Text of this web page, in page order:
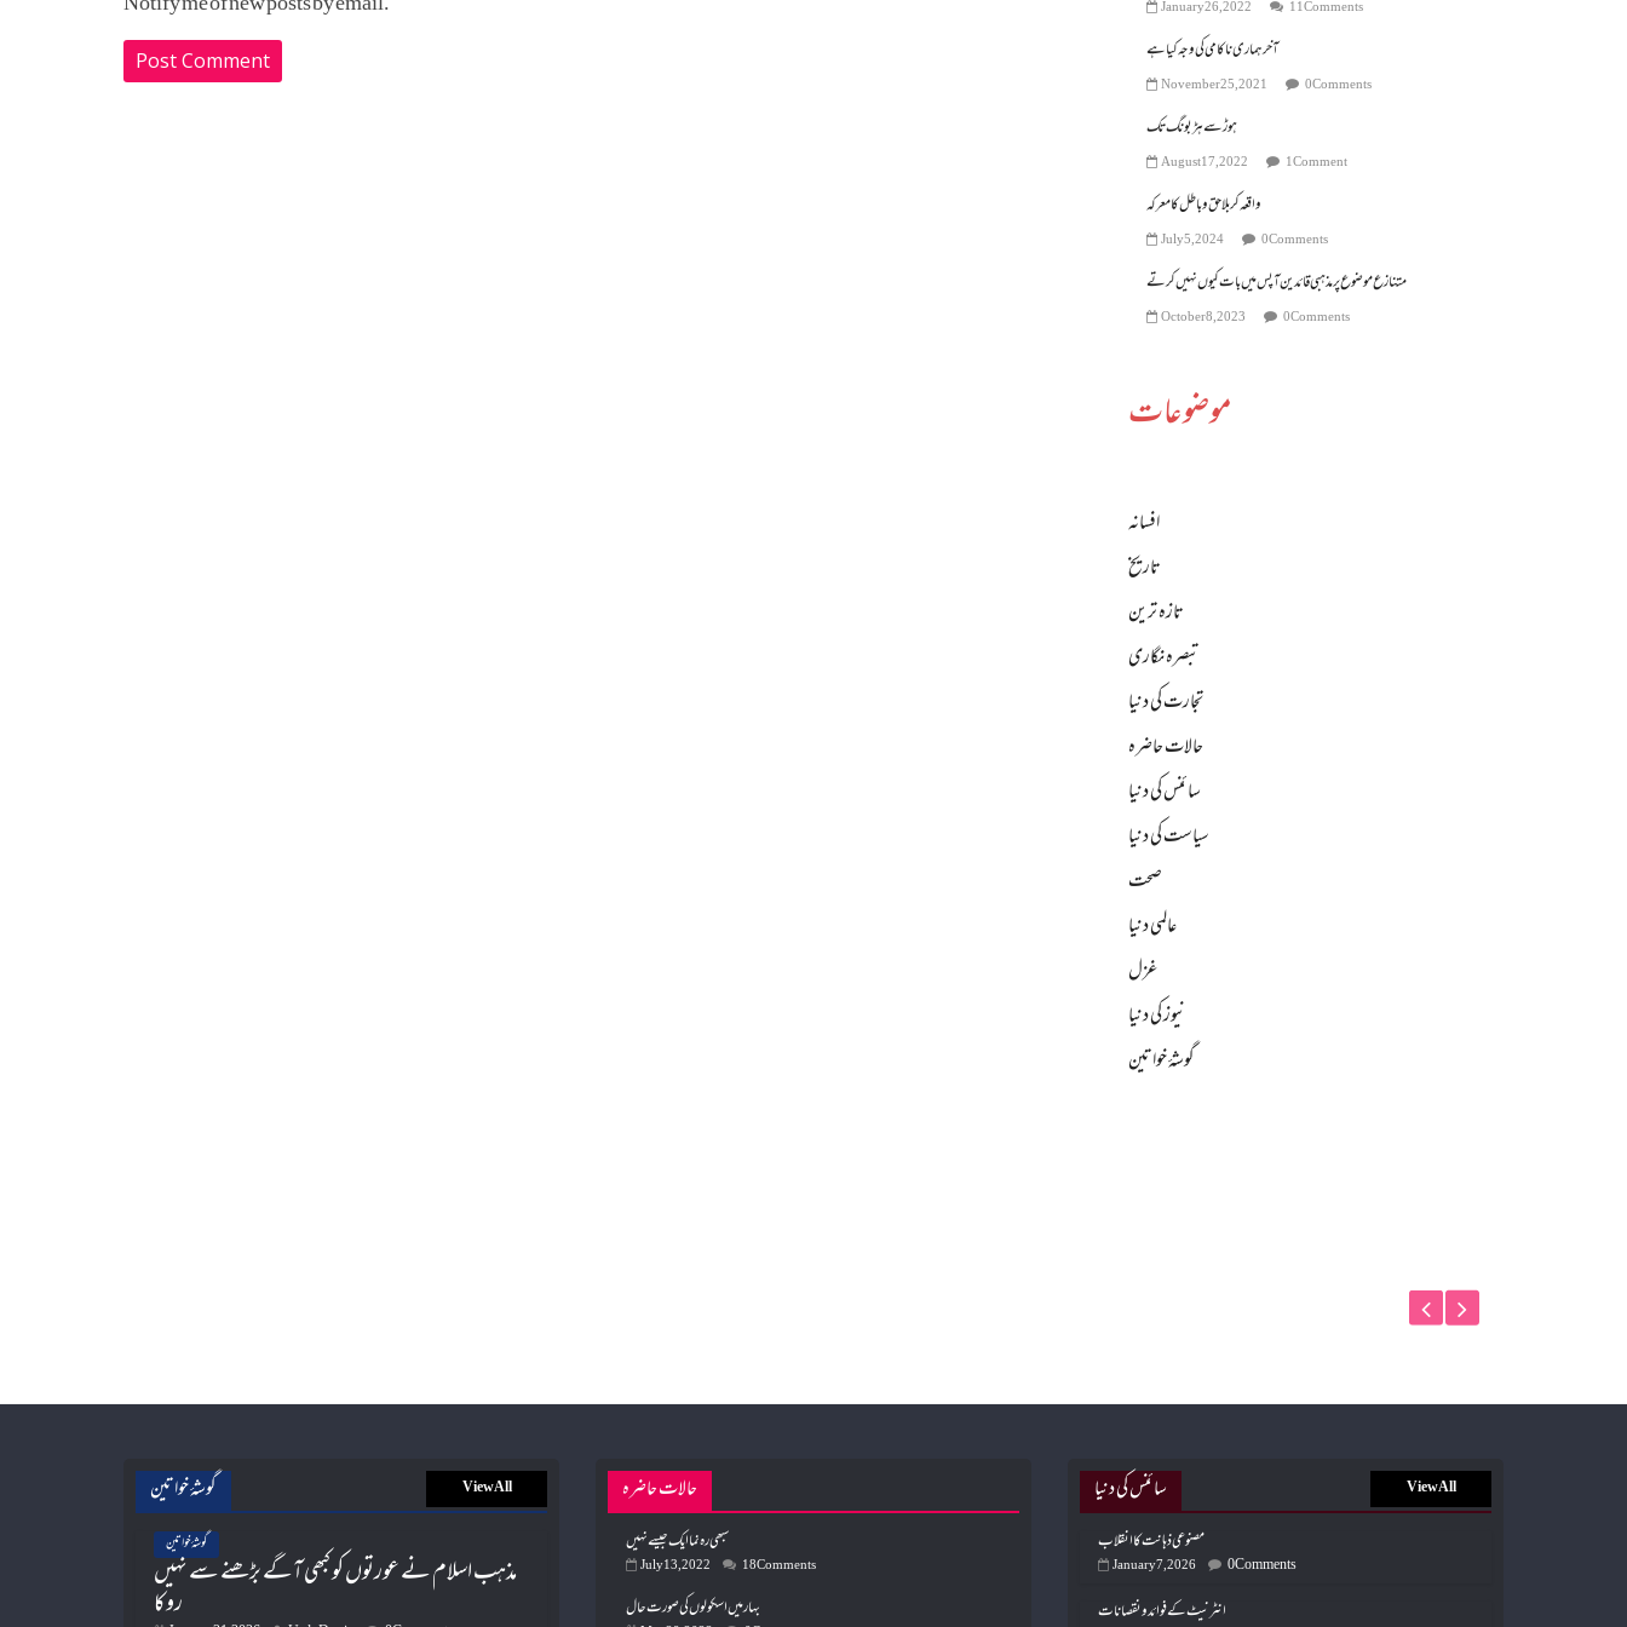
January 26, 2022 11 Comments
آخر ہماری ناکامی کی وجہ کیا ہے
November 25, 2021 0 Comments
ہوڑ سے ہڑبونگ تک
August 17, 2022 1 Comment
واقعہ کربلا حق و باطل کا معرکہ
July 5, 2024 0 Comments
متنازع موضوع پر مذہبی قائدین آپس میں بات کیوں نہیں کرتے
October 8, 2023 0 Comments
موضوعات
افسانہ
تاریخ
تازہ ترین
تبصرہ نگاری
تجارت کی دنیا
حالات حاضرہ
سائنس کی دنیا
سیاست کی دنیا
صحت
عالمی دنیا
غزل
نیوز کی دنیا
گوشۂ خواتین
گوشۂ خواتین View All
گوشۂ خواتین
مذہب اسلام نے عورتوں کو کبھی آگے بڑھنے سے نہیں
روکا
حالات حاضرہ
سبھی رہ نما ایک جیسے نہیں
July 13, 2022 18 Comments
بہار میں اسکولوں کی صورت حال
سائنس کی دنیا View All
مصنوعی ذہانت کا انقلاب
January 7, 2026 0 Comments
انٹرنیٹ کے فوائد و نقصانات